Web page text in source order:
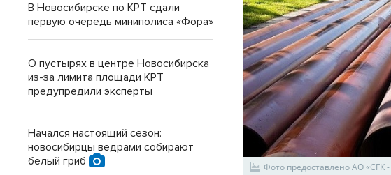
Фото предоставлено АО «СГК
В Новосибирске по КРТ сдали
первую очередь миниполиса «Фора»
О пустырях в центре Новосибирска
из-за лимита площади КРТ
предупредили эксперты
Начался настоящий сезон:
новосибирцы ведрами собирают
белый гриб